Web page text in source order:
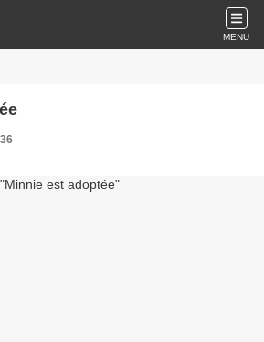
MENU